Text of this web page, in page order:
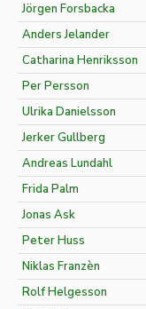
Jörgen Forsbacka
Anders Jelander
Catharina Henriksson
Per Persson
Ulrika Danielsson
Jerker Gullberg
Andreas Lundahl
Frida Palm
Jonas Ask
Peter Huss
Niklas Franzèn
Rolf Helgesson